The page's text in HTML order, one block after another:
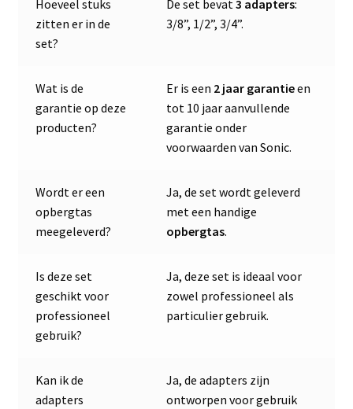
Hoeveel stuks
zitten er in de
set?
De set bevat3 adapters:
3/8”, 1/2”, 3/4”.
Wat is de
garantie op deze
producten?
Er is een 2 jaar garantieen
tot 10 jaar aanvullende
garantie onder
voorwaarden van Sonic.
Wordt er een
opbergtas
meegeleverd?
Ja, de set wordt geleverd
met een handige
opbergtas.
Is deze set
geschikt voor
professioneel
gebruik?
Ja, deze set is ideaal voor
zowel professioneel als
particulier gebruik.
Kan ik de
adapters
Ja, de adapters zijn
ontworpen voor gebruik